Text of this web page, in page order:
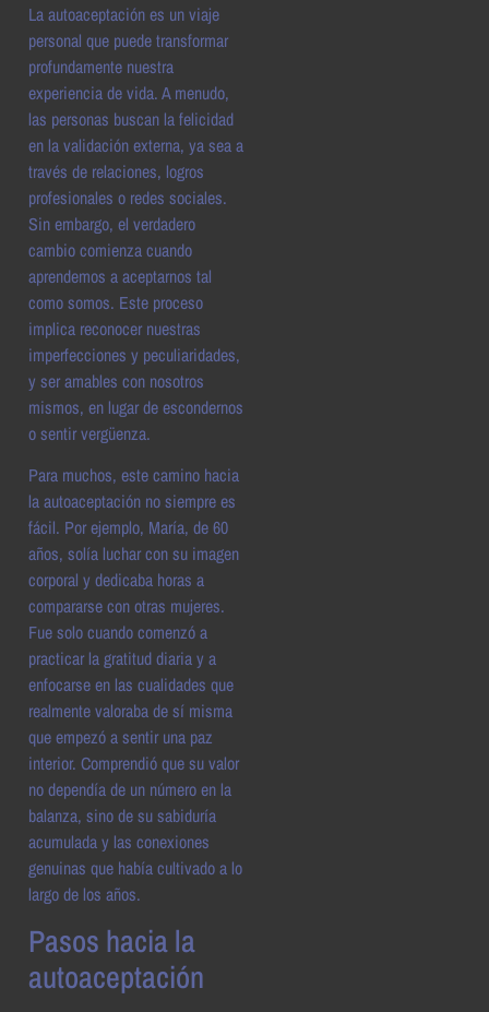
La autoaceptación es un viaje
personal que puede transformar
profundamente nuestra
experiencia de vida. A menudo,
las personas buscan la felicidad
en la validación externa, ya sea a
través de relaciones, logros
profesionales o redes sociales.
Sin embargo, el verdadero
cambio comienza cuando
aprendemos a aceptarnos tal
como somos. Este proceso
implica reconocer nuestras
imperfecciones y peculiaridades,
y ser amables con nosotros
mismos, en lugar de escondernos
o sentir vergüenza.
Para muchos, este camino hacia
la autoaceptación no siempre es
fácil. Por ejemplo, María, de 60
años, solía luchar con su imagen
corporal y dedicaba horas a
compararse con otras mujeres.
Fue solo cuando comenzó a
practicar la gratitud diaria y a
enfocarse en las cualidades que
realmente valoraba de sí misma
que empezó a sentir una paz
interior. Comprendió que su valor
no dependía de un número en la
balanza, sino de su sabiduría
acumulada y las conexiones
genuinas que había cultivado a lo
largo de los años.
Pasos hacia la
autoaceptación